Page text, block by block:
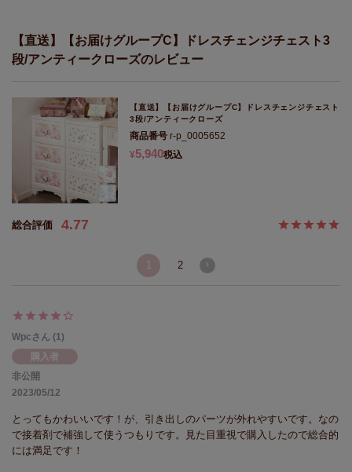
【直送】【お届けグループC】ドレスチェンジチェスト3
段/アンティークローズのレビュー
【直送】【お届けグループC】ドレスチェンジチェスト
3段/アンティークローズ
商品番号 r-p_0005652
¥5,940税込
4.77
1 2
Wpc
1
購入者
非公開
2023/05/12
とってもかわいいです！が、引き出しのパーツが外れやすいです。なの
で接着剤で補強して使うつもりです。見た目重視で購入したので総合的
には満足です！